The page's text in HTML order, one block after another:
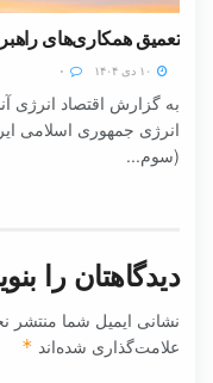
تعمیق همکاری‌های
به گزارش اقتصاد انرژی
انرژی جمهوری اسلامی
(سوم...
دیدگاهتان را
نشانی ایمیل شما منتشر
علامت‌گذاری شده‌اند *